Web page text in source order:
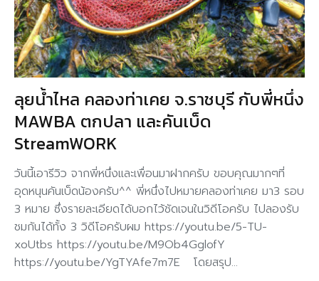
ลุยน้ำไหล คลองท่าเคย จ.ราชบุรี กับพี่หนึ่ง
MAWBA ตกปลา และคันเบ็ด
StreamWORK
วันนี้เอารีวิว จากพี่หนึ่งและเพื่อนมาฝากครับ ขอบคุณมากๆที่
อุดหนุนคันเบ็ดน้องครับ^^ พี่หนึ่งไปหมายคลองท่าเคย มา3 รอบ
3 หมาย ซึ่งรายละเอียดได้บอกไว้ชัดเจนในวิดีโอครับ ไปลองรับ
ชมกันได้ทั้ง 3 วิดีโอครับผม https://youtu.be/5-TU-
xoUtbs https://youtu.be/M9Ob4GglofY
https://youtu.be/YgTYAfe7m7E โดยสรุป...